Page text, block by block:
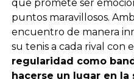
que promete ser
puntos maravillosos.
encuentro de manera
su tenis a cada rival con
regularidad como
hacerse un lugar en la